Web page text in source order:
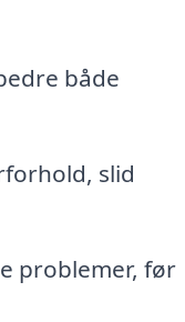
både
slid
problemer, før